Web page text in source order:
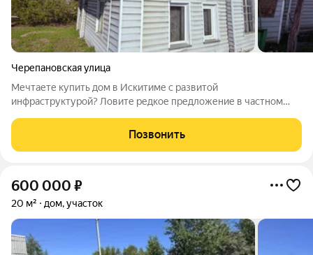
Черепановская улица
Мечтаете купить дом в Искитиме с развитой
инфраструктурой? Ловите редкое предложение в частном
вариант идеально подойдет для тех, кто хочет попробовать
Позвонить
600 000 ₽
20 м² дом, участок